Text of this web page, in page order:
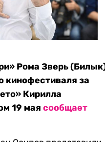
Рома Зверь
кинофестиваля за
Кирилла
19 мая сообщает